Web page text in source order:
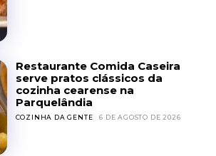
Restaurante Comida Caseira
serve pratos clássicos da
cozinha cearense na
Parquelândia
COZINHA DA GENTE 6 DE AGOSTO DE 2026